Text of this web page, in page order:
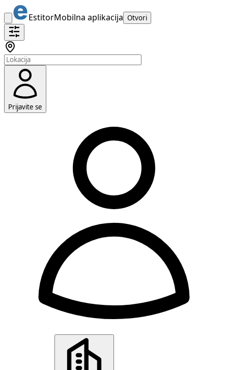
EstitorMobilna aplikacija Otvori
Prijavite se